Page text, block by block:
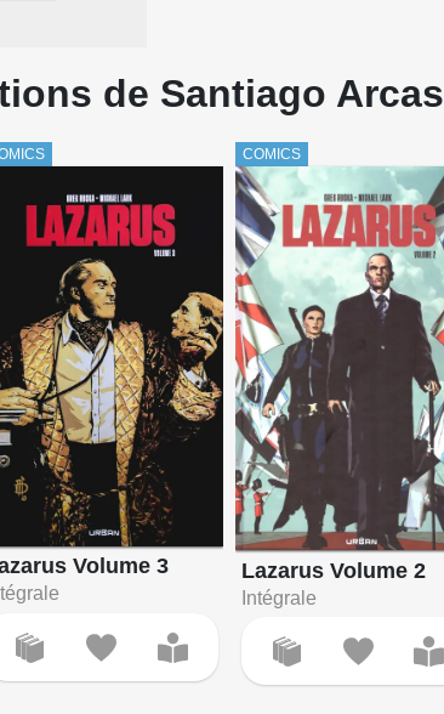
de Santiago Arcas
Volume 3
COMICS
Lazarus Volume 2
Intégrale